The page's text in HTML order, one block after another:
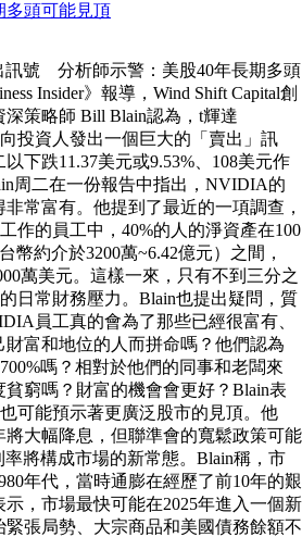
多頭可能見頂
訊號 分析師示警：美股40年長期多頭
Insider》報導，Wind Shift Capital創
策略師 Bill Blain認為，t輝達
投資人發出一個巨大的「賣出」訊
下跌11.37美元或9.53%、108美元作
周二在一份報告中指出，NVIDIA的
常富有。他提到了最近的一項調查，
作的員工中，40%的人的淨資產在100
幣約介於3200萬~6.42億元）之間，
萬美元。這樣一來，只有不到三分之
日常財務壓力。Blain也提出疑問，質
員工真的會為了那些已經很富有、
富和地位的人而拼命嗎？他們認為
嗎？相對於他們的同事和老闆來
窮嗎？財富的機會會更好？Blain表
可能預示著更廣泛股市的見頂。他
大幅降息，但聯準會的寬鬆政策可能
率將構成市場的新常態。Blain稱，市
年代，當時通膨在經歷了前10年的艱
，市場最快可能在2025年進入一個新
張局勢、大宗商品和美國債務餘額不